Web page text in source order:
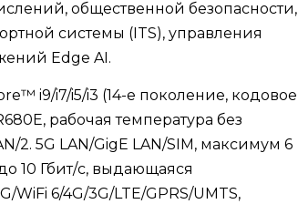
общественной безопасности,
системы (ITS), управления
Edge AI.
i9/i7/i5/i3 (14-е поколение, кодовое
рабочая температура без
2. 5G LAN/GigE LAN/SIM, максимум 6
10 Гбит/с, выдающаяся
6/4G/3G/LTE/GPRS/UMTS,